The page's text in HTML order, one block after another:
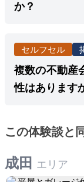
か？
セルフセル
複数の不動産
性はあります
この体験談と
成田 エリア